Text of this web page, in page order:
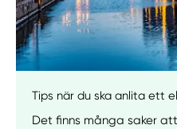
Tips när du ska anlita ett
Det finns många saker